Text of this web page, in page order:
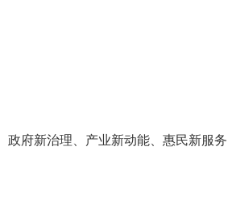
政府新治理、产业新动能、惠民新服务